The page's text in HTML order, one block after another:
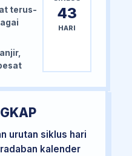
terus-
43
HARI
urutan siklus hari
kalender